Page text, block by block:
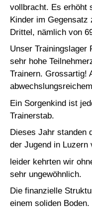
vollbracht. Es erhöht
Kinder im Gegensatz
Drittel, nämlich von
Unser Trainingslager
sehr hohe
Trainern. Grossartig!
Ein Sorgenkind ist
Trainerstab.
Dieses Jahr standen
der Jugend in Luzern
leider kehrten wir
sehr ungewöhnlich.
Die finanzielle
einem soliden Boden.